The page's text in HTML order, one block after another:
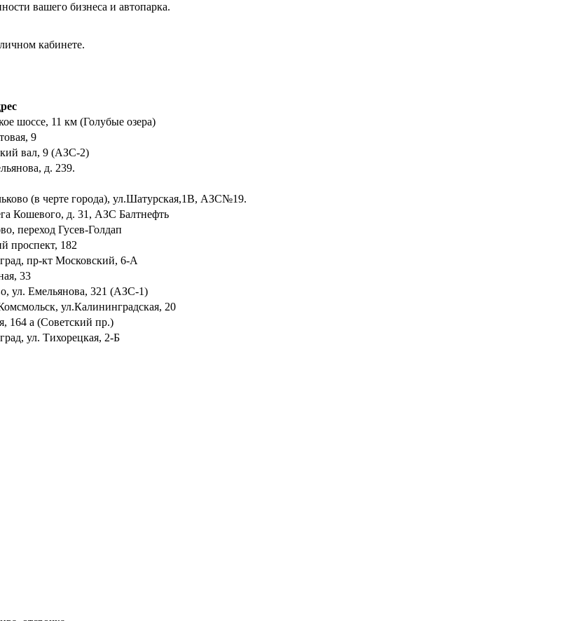
вашего бизнеса и автопарка.
кабинете.
шоссе, 11 км (Голубые озера)
9
вал, 9 (АЗС-2)
д. 239.
(в черте города), ул.Шатурская,1В, АЗС№19.
Кошевого, д. 31, АЗС Балтнефть
переход Гусев-Голдап
проспект, 182
пр-кт Московский, 6-А
33
ул. Емельянова, 321 (АЗС-1)
ул.Калининградская, 20
164 а (Советский пр.)
ул. Тихорецкая, 2-Б